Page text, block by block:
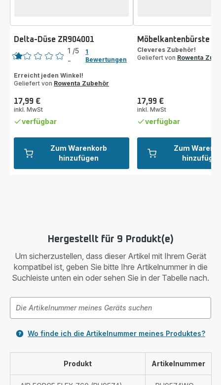
Zum Warenkorb
hinzufügen
Delta-Düse ZR904001
Bewertung
mit
1
(Durchschnitt)
1 /5
-
1
Bewertungen
Erreicht jeden Winkel!
Geliefert von Rowenta Zubehör
Preis
17,99 €
inkl. MwSt
verfügbar
Zum
Möbelkantenbürste
Cleveres Zubehör!
Geliefert von Rowenta
Preis
17,99 €
inkl. MwSt
verfügbar
Hergestellt für 9 Produkt(e)
Um sicherzustellen, dass dieser Artikel mit Ihrem Gerät
kompatibel ist, geben Sie bitte Ihre Artikelnummer in die
Suchleiste unten ein oder sehen Sie in der Tabelle nach.
Wo finde ich die Artikelnummer meines Produktes?
Produkt Artikelnummer